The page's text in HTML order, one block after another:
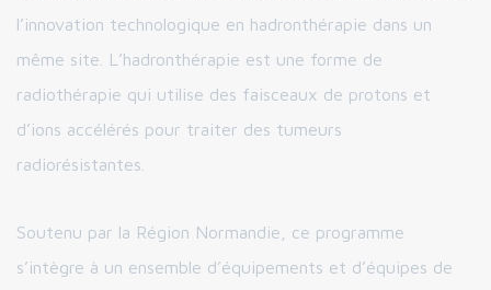
l’innovation technologique en hadronthérapie dans un
même site. L’hadronthérapie est une forme de
radiothérapie qui utilise des faisceaux de protons et
d’ions accélérés pour traiter des tumeurs
radiorésistantes.
Soutenu par la Région Normandie, ce programme
s’intègre à un ensemble d’équipements et d’équipes de